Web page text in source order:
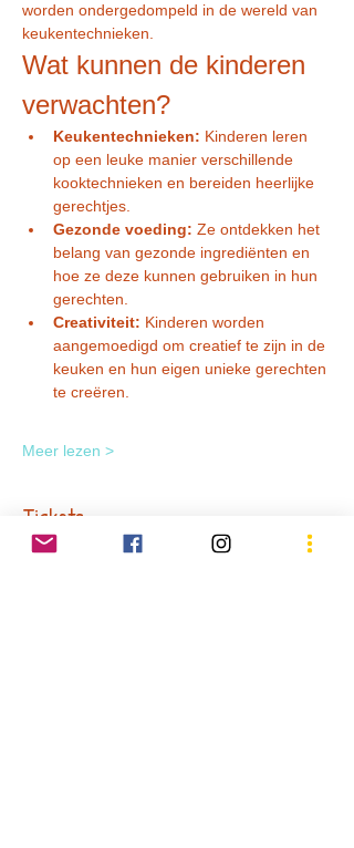
worden ondergedompeld in de wereld van
keukentechnieken.
Wat kunnen de kinderen
verwachten?
Keukentechnieken: Kinderen leren
op een leuke manier verschillende
kooktechnieken en bereiden heerlijke
gerechtjes.
Gezonde voeding: Ze ontdekken het
belang van gezonde ingrediënten en
hoe ze deze kunnen gebruiken in hun
gerechten.
Creativiteit: Kinderen worden
aangemoedigd om creatief te zijn in de
keuken en hun eigen unieke gerechten
te creëren.
Meer lezen >
Tickets